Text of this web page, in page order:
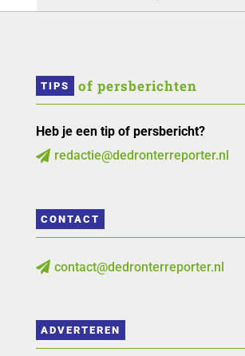
TIPS of persberichten
Heb je een tip of persbericht?
 redactie@dedronterreporter.nl
CONTACT
 contact@dedronterreporter.nl
ADVERTEREN